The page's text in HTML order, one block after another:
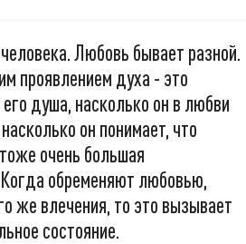
Любовь бывает разной.
проявлением духа - это
душа, насколько он в любви
он понимает, что
очень большая
обременяют любовью,
же влечения, то это вызывает
состояние.